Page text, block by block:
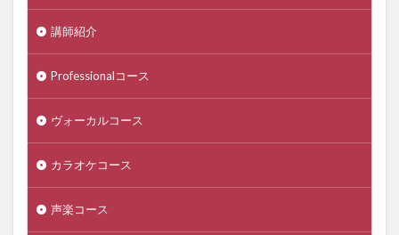
講師紹介
Professionalコース
ヴォーカルコース
カラオケコース
声楽コース